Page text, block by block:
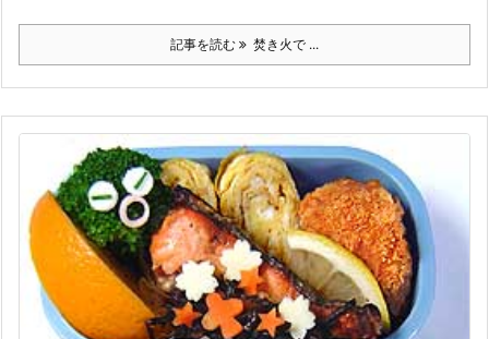
記事を読む 焚き火で ...